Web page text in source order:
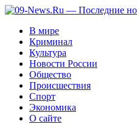
В мире
Криминал
Культура
Новости России
Общество
Происшествия
Спорт
Экономика
О сайте